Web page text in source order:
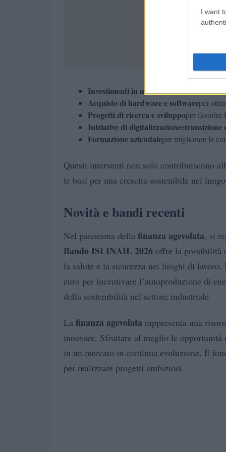
I want
Investimenti in macchinari e
Acquisto di hardware e softwareper
Progetti di ricerca e sviluppoper favorire
Iniziative di digitalizzazioneetransizione
Formazione aziendaleper migliorare le
Questi interventi non solo contribuiscono
le basi per una crescita sostenibile nel
Novità e bandi recenti
Nel panorama della finanza agevolata, si
Bando ISI INAIL 2026 offre la possibilità
la salute e la sicurezza nei luoghi di
euro per incentivare l’autoproduzione di
della sostenibilità nel settore industriale.
La finanza agevolata rappresenta una
innovare. Sfruttare al meglio le
in un mercato in continua evoluzione. È
per realizzare progetti ambiziosi.